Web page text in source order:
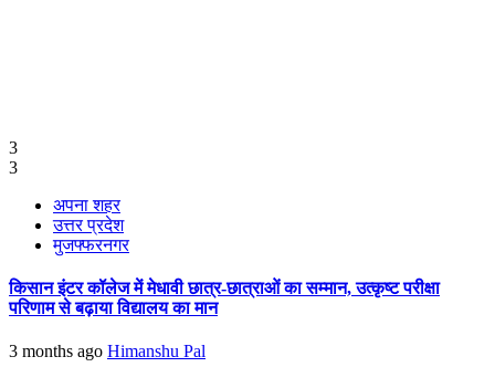
3
3
अपना शहर
उत्तर प्रदेश
मुजफ्फरनगर
किसान इंटर कॉलेज में मेधावी छात्र-छात्राओं का सम्मान, उत्कृष्ट परीक्षा
परिणाम से बढ़ाया विद्यालय का मान
3 months ago Himanshu Pal